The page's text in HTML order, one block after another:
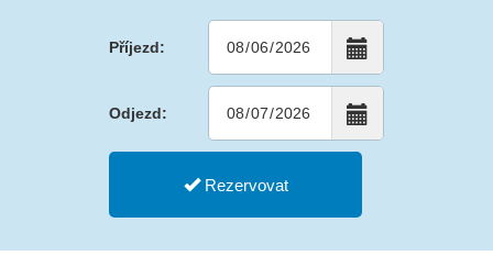
Příjezd:
Odjezd:
Rezervovat